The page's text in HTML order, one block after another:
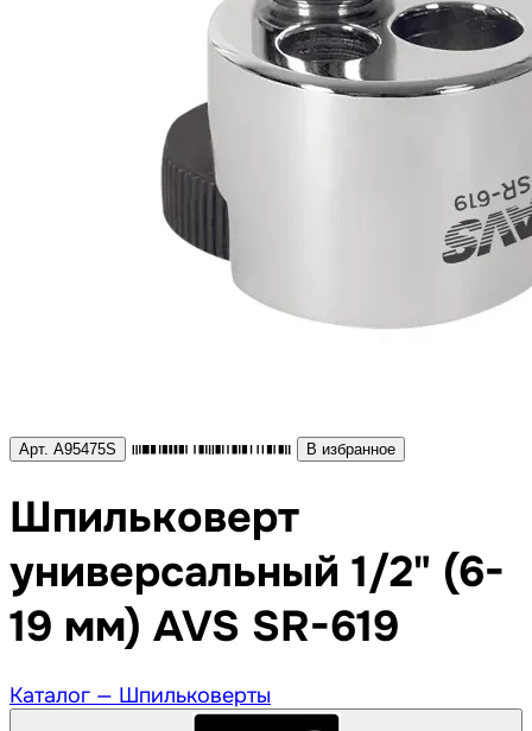
Арт. A95475S В избранное
Шпильковерт
универсальный 1/2" (6-
19 мм) AVS SR-619
Каталог — Шпильковерты